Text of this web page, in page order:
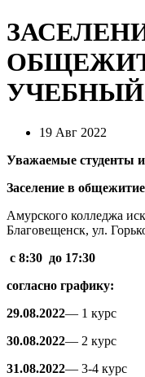
УЧЕБНЫЙ
19 Авг 2022
Уважаемые студенты
Заселение в
Амурского колледжа
Благовещенск, ул.
с 8:30 до 17:30
согласно графику:
29.08.2022— 1 курс
30.08.2022— 2 курс
31.08.2022— 3-4 курс